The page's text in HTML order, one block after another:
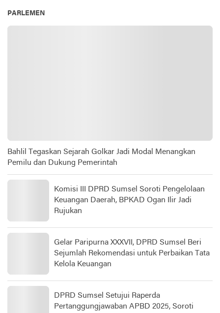
PARLEMEN
Bahlil Tegaskan Sejarah Golkar Jadi Modal Menangkan
Pemilu dan Dukung Pemerintah
Komisi III DPRD Sumsel Soroti Pengelolaan
Keuangan Daerah, BPKAD Ogan Ilir Jadi
Rujukan
Gelar Paripurna XXXVII, DPRD Sumsel Beri
Sejumlah Rekomendasi untuk Perbaikan Tata
Kelola Keuangan
DPRD Sumsel Setujui Raperda
Pertanggungjawaban APBD 2025, Soroti